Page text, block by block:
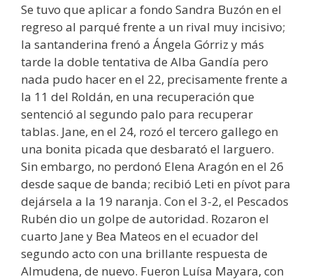
Se tuvo que aplicar a fondo Sandra Buzón en el
regreso al parqué frente a un rival muy incisivo;
la santanderina frenó a Ángela Górriz y más
tarde la doble tentativa de Alba Gandía pero
nada pudo hacer en el 22, precisamente frente a
la 11 del Roldán, en una recuperación que
sentenció al segundo palo para recuperar
tablas. Jane, en el 24, rozó el tercero gallego en
una bonita picada que desbarató el larguero.
Sin embargo, no perdonó Elena Aragón en el 26
desde saque de banda; recibió Leti en pívot para
dejársela a la 19 naranja. Con el 3-2, el Pescados
Rubén dio un golpe de autoridad. Rozaron el
cuarto Jane y Bea Mateos en el ecuador del
segundo acto con una brillante respuesta de
Almudena, de nuevo. Fueron Luísa Mayara, con